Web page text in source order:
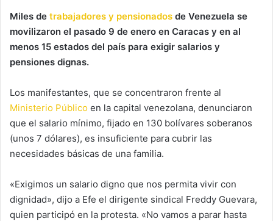
Miles de trabajadores y pensionados de Venezuela se
movilizaron el pasado 9 de enero en Caracas y en al
menos 15 estados del país para exigir salarios y
pensiones dignas.
Los manifestantes, que se concentraron frente al
Ministerio Público en la capital venezolana, denunciaron
que el salario mínimo, fijado en 130 bolívares soberanos
(unos 7 dólares), es insuficiente para cubrir las
necesidades básicas de una familia.
«Exigimos un salario digno que nos permita vivir con
dignidad», dijo a Efe el dirigente sindical Freddy Guevara,
quien participó en la protesta. «No vamos a parar hasta